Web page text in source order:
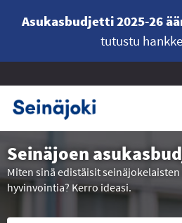
Asukasbudjetti 2025-26
tutustu
Seinäjoen
Miten sinä edistäisit
hyvinvointia? Kerro ideasi.